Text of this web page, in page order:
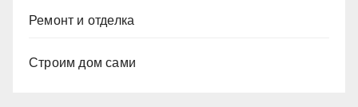
Ремонт и отделка
Строим дом сами